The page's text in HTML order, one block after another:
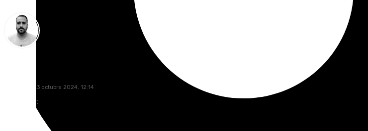
miércoles, 23 octubre 2024, 12:14
Compartir: